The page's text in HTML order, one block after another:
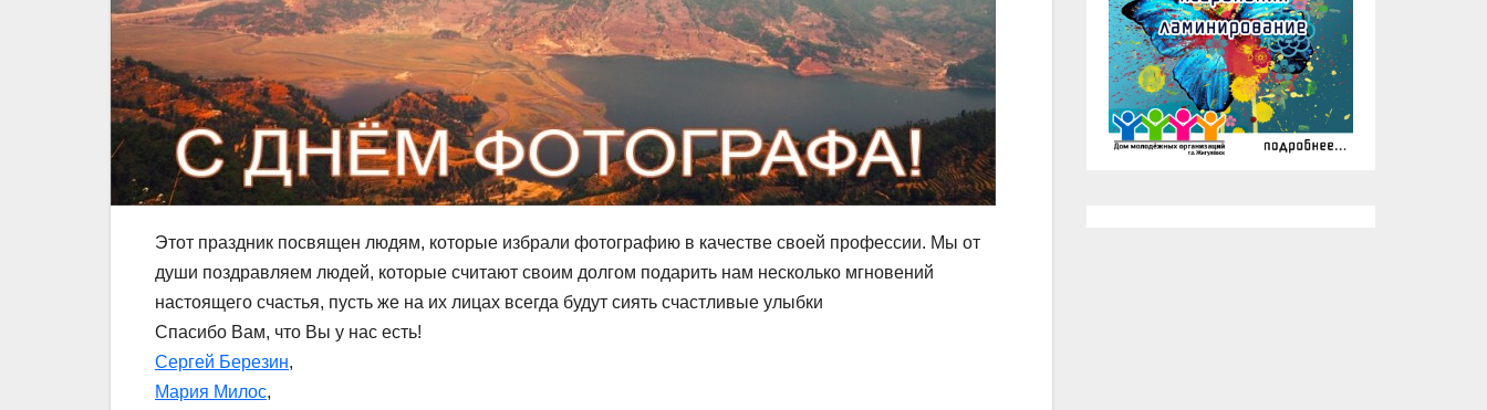
Этот праздник посвящен людям, которые избрали фотографию в качестве своей профессии. Мы от
души поздравляем людей, которые считают своим долгом подарить нам несколько мгновений
настоящего счастья, пусть же на их лицах всегда будут сиять счастливые улыбки
Спасибо Вам, что Вы у нас есть!
Сергей Березин,
Мария Милос,